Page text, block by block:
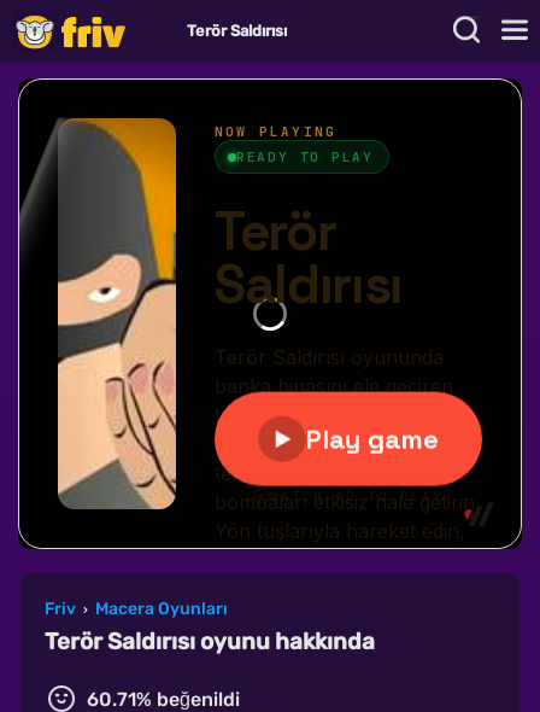
Terör Saldırısı
Friv › Macera Oyunları
Terör Saldırısı oyunu hakkında
60.71% beğenildi